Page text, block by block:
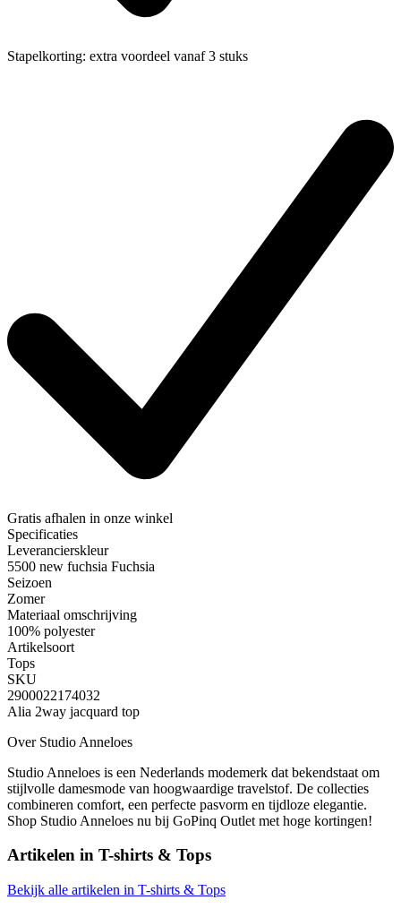
Stapelkorting: extra voordeel vanaf 3 stuks
Gratis afhalen in onze winkel
Specificaties
Leverancierskleur
5500 new fuchsia Fuchsia
Seizoen
Zomer
Materiaal omschrijving
100% polyester
Artikelsoort
Tops
SKU
2900022174032
Alia 2way jacquard top
Over Studio Anneloes
Studio Anneloes is een Nederlands modemerk dat bekendstaat om
stijlvolle damesmode van hoogwaardige travelstof. De collecties
combineren comfort, een perfecte pasvorm en tijdloze elegantie.
Shop Studio Anneloes nu bij GoPinq Outlet met hoge kortingen!
Artikelen in T-shirts & Tops
Bekijk alle artikelen in T-shirts & Tops